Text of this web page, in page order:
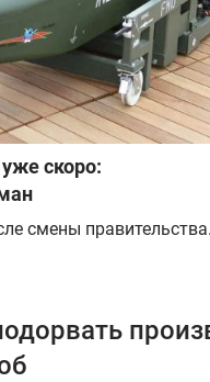
скоро:
смены правительства.